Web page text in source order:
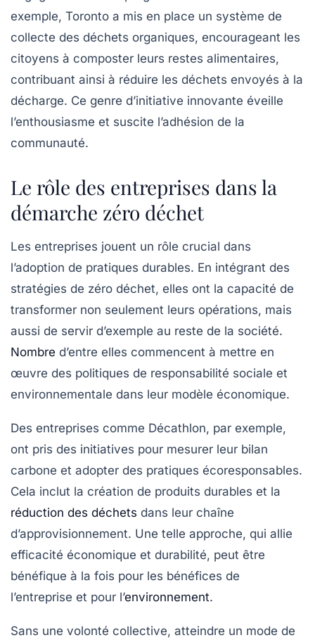
exemple, Toronto a mis en place un système de
collecte des déchets organiques, encourageant les
citoyens à composter leurs restes alimentaires,
contribuant ainsi à réduire les déchets envoyés à la
décharge. Ce genre d’initiative innovante éveille
l’enthousiasme et suscite l’adhésion de la
communauté.
Le rôle des entreprises dans la
démarche zéro déchet
Les entreprises jouent un rôle crucial dans
l’adoption de pratiques durables. En intégrant des
stratégies de zéro déchet, elles ont la capacité de
transformer non seulement leurs opérations, mais
aussi de servir d’exemple au reste de la société.
Nombre d’entre elles commencent à mettre en
œuvre des politiques de responsabilité sociale et
environnementale dans leur modèle économique.
Des entreprises comme Décathlon, par exemple,
ont pris des initiatives pour mesurer leur bilan
carbone et adopter des pratiques écoresponsables.
Cela inclut la création de produits durables et la
réduction des déchets dans leur chaîne
d’approvisionnement. Une telle approche, qui allie
efficacité économique et durabilité, peut être
bénéfique à la fois pour les bénéfices de
l’entreprise et pour l’environnement.
Sans une volonté collective, atteindre un mode de